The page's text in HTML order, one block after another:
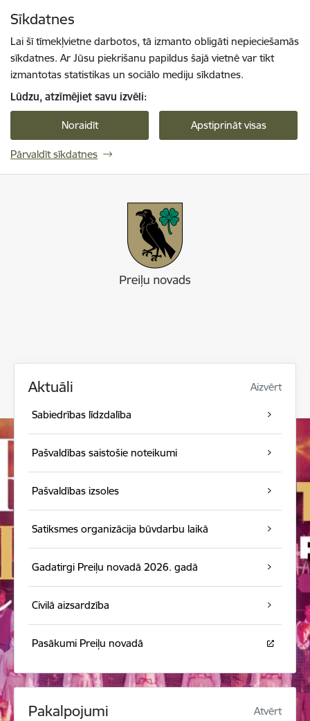
Sīkdatnes
Lai šī tīmekļvietne darbotos, tā izmanto obligāti nepieciešamās
sīkdatnes. Ar Jūsu piekrišanu papildus šajā vietnē var tikt
izmantotas statistikas un sociālo mediju sīkdatnes.
Lūdzu, atzīmējiet savu izvēli:
Noraidīt Apstiprināt visas
Pārvaldīt sīkdatnes
Aktuāli Aizvērt
Sabiedrības līdzdalība
Pašvaldības saistošie noteikumi
Pašvaldības izsoles
Satiksmes organizācija būvdarbu laikā
Gadatirgi Preiļu novadā 2026. gadā
Civilā aizsardzība
Pasākumi Preiļu novadā
Pakalpojumi Atvērt